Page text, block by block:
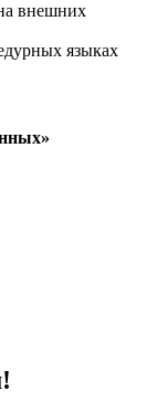
внешних
языках